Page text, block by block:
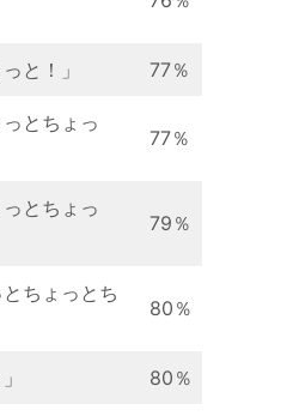
と！」 77％
っとちょっ
77％
っとちょっ
79％
とちょっとち
80％
80％